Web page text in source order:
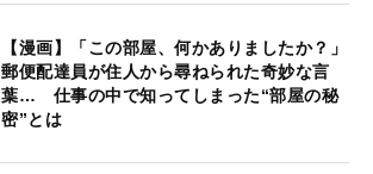
【漫画】「この部屋、何かありましたか？」
郵便配達員が住人から尋ねられた奇妙な言
葉… 仕事の中で知ってしまった“部屋の秘
密”とは